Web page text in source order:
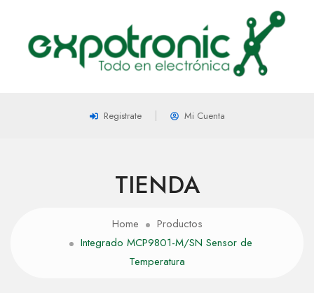
Registrate Mi Cuenta
TIENDA
Home
Productos
Integrado MCP9801-M/SN Sensor de
Temperatura